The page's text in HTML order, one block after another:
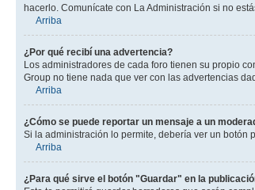
hacerlo. Comunícate con La Administración si no
Arriba
¿Por qué recibí una advertencia?
Los administradores de cada foro tienen su propio
Group no tiene nada que ver con las advertencias
Arriba
¿Cómo se puede reportar un mensaje a un
Si la administración lo permite, debería ver un botón
Arriba
¿Para qué sirve el botón "Guardar" en la